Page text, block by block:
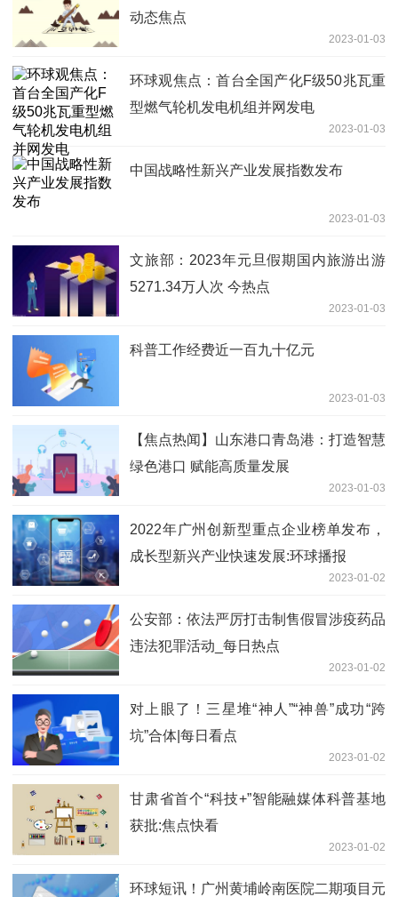
动态焦点
2023-01-03
环球观焦点：首台全国产化F级50兆瓦重
型燃气轮机发电机组并网发电
2023-01-03
中国战略性新兴产业发展指数发布
2023-01-03
文旅部：2023年元旦假期国内旅游出游
5271.34万人次 今热点
2023-01-03
科普工作经费近一百九十亿元
2023-01-03
【焦点热闻】山东港口青岛港：打造智慧
绿色港口 赋能高质量发展
2023-01-03
2022年广州创新型重点企业榜单发布，
成长型新兴产业快速发展:环球播报
2023-01-02
公安部：依法严厉打击制售假冒涉疫药品
违法犯罪活动_每日热点
2023-01-02
对上眼了！三星堆“神人”“神兽”成功“跨
坑”合体|每日看点
2023-01-02
甘肃省首个“科技+”智能融媒体科普基地
获批:焦点快看
2023-01-02
环球短讯！广州黄埔岭南医院二期项目元